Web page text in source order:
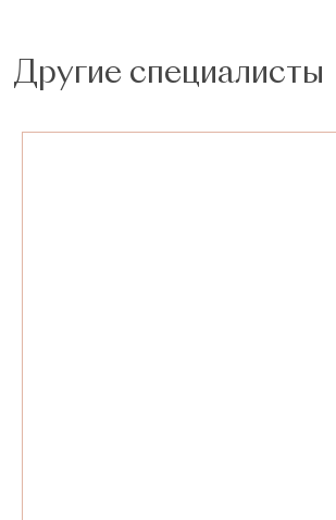
Другие специалисты